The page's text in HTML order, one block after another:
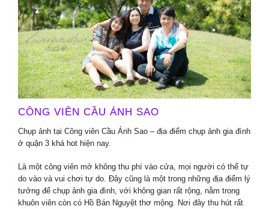
CÔNG VIÊN CẦU ÁNH SAO
Chụp ảnh tại Công viên Cầu Ánh Sao – địa điểm chụp ảnh gia đình
ở quận 3 khá hot hiện nay.
Là một công viên mở không thu phí vào cửa, mọi người có thể tự
do vào và vui chơi tự do. Đây cũng là một trong những địa điểm lý
tưởng để chụp ảnh gia đình, với không gian rất rộng, nằm trong
khuôn viên còn có Hồ Bán Nguyệt thơ mộng. Nơi đây thu hút rất